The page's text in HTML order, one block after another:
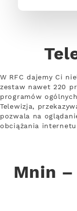
W RFC dajemy Ci
zestaw nawet 220
programów
Telewizja,
pozwala na
obciążania
Mnin –